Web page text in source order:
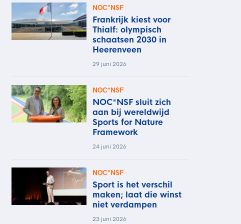
NOC*NSF
Frankrijk kiest voor
Thialf: olympisch
schaatsen 2030 in
Heerenveen
29 juni 2026
NOC*NSF
NOC*NSF sluit zich
aan bij wereldwijd
Sports for Nature
Framework
24 juni 2026
NOC*NSF
Sport is het verschil
maken; laat die winst
niet verdampen
23 juni 2026